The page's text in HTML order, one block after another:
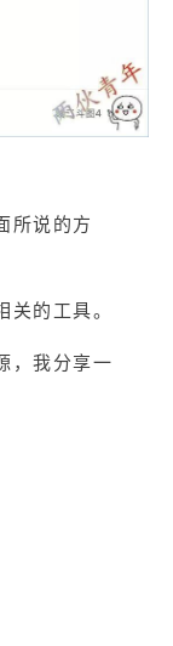
所说的方
关的工具。
，我分享一